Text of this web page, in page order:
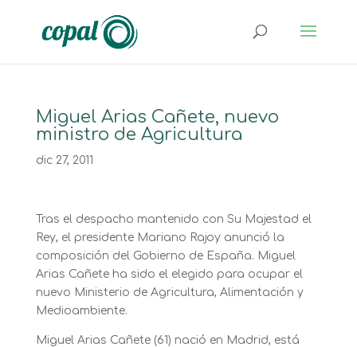
Miguel Arias Cañete, nuevo
ministro de Agricultura
dic 27, 2011
Tras el despacho mantenido con Su Majestad el
Rey, el presidente Mariano Rajoy anunció la
composición del Gobierno de España. Miguel
Arias Cañete ha sido el elegido para ocupar el
nuevo Ministerio de Agricultura, Alimentación y
Medioambiente.
Miguel Arias Cañete (61) nació en Madrid, está